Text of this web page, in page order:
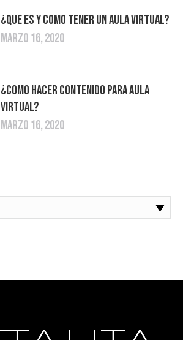
¿Que es y como tener un aula virtual?
marzo 16, 2020
¿Como hacer contenido para Aula
Virtual?
marzo 16, 2020